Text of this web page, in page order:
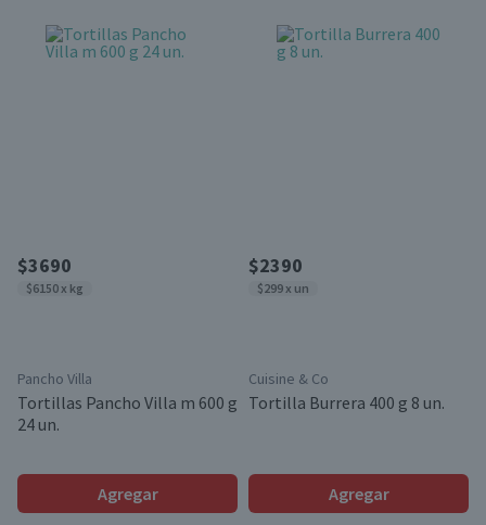
$3690
$6150 x kg
Pancho Villa
Tortillas Pancho Villa m 600 g
24 un.
Agregar
$2390
$299 x un
Cuisine & Co
Tortilla Burrera 400 g 8 un.
Agregar